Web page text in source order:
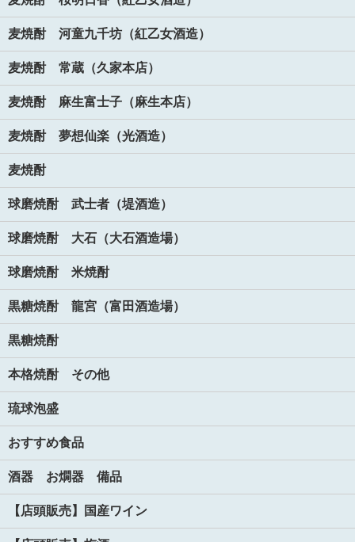
麦焼酎 河童九千坊（紅乙女酒造）
麦焼酎 常蔵（久家本店）
麦焼酎 麻生富士子（麻生本店）
麦焼酎 夢想仙楽（光酒造）
麦焼酎
球磨焼酎 武士者（堤酒造）
球磨焼酎 大石（大石酒造場）
球磨焼酎 米焼酎
黒糖焼酎 龍宮（富田酒造場）
黒糖焼酎
本格焼酎 その他
琉球泡盛
おすすめ食品
酒器 お燗器 備品
【店頭販売】国産ワイン